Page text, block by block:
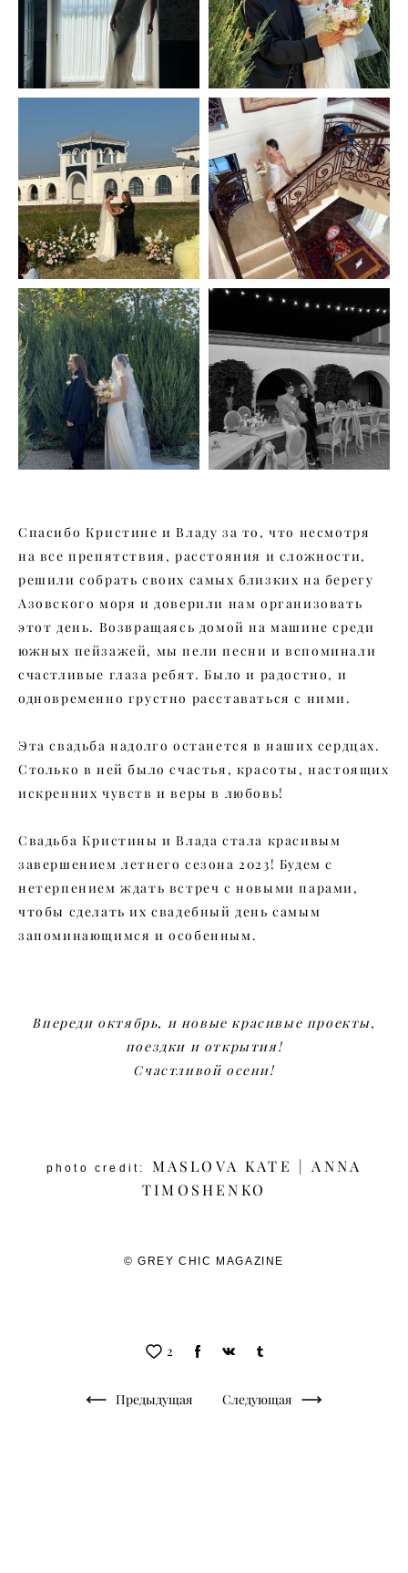
Спасибо Кристине и Владу за то, что несмотря
на все препятствия, расстояния и сложности,
решили собрать своих самых близких на берегу
Азовского моря и доверили нам организовать
этот день. Возвращаясь домой на машине среди
южных пейзажей, мы пели песни и вспоминали
счастливые глаза ребят. Было и радостно, и
одновременно грустно расставаться с ними.
Эта свадьба надолго останется в наших сердцах.
Столько в ней было счастья, красоты, настоящих
искренних чувств и веры в любовь!
Свадьба Кристины и Влада стала красивым
завершением летнего сезона 2023! Будем с
нетерпением ждать встреч с новыми парами,
чтобы сделать их свадебный день самым
запоминающимся и особенным.
Впереди октябрь, и новые красивые проекты,
поездки и открытия!
Счастливой осени!
photo credit: MASLOVA KATE |ANNA
TIMOSHENKO
© GREY CHIC MAGAZINE
2
Предыдущая Следующая